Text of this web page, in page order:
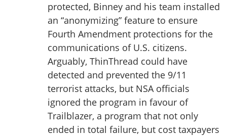
protected, Binney and his team installed
an “anonymizing” feature to ensure
Fourth Amendment protections for the
communications of U.S. citizens.
Arguably, ThinThread could have
detected and prevented the 9/11
terrorist attacks, but NSA officials
ignored the program in favour of
Trailblazer, a program that not only
ended in total failure, but cost taxpayers